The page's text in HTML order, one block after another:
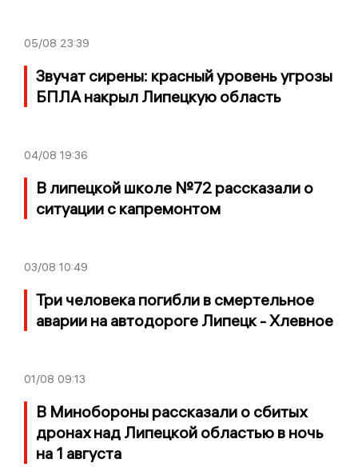
05/08 23:39
Звучат сирены: красный уровень угрозы
БПЛА накрыл Липецкую область
04/08 19:36
В липецкой школе №72 рассказали о
ситуации с капремонтом
03/08 10:49
Три человека погибли в смертельное
аварии на автодороге Липецк - Хлевное
01/08 09:13
В Минобороны рассказали о сбитых
дронах над Липецкой областью в ночь
на 1 августа